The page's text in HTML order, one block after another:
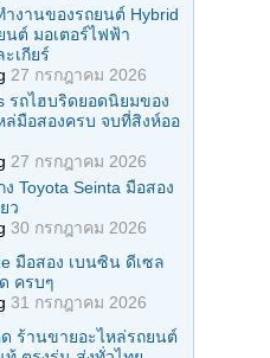
ำงานของรถยนต์ Hybrid
นต์ มอเตอร์ไฟฟ้า
เกียร์
27 กรกฎาคม 2026
รถไฮบริดยอดนิยมของ
ล่มือสองครบ จบที่สิงห์ออ
27 กรกฎาคม 2026
ง Toyota Seinta มือสอง
ว
30 กรกฎาคม 2026
มือสอง เบนซิน ดีเซล
ครบๆ
31 กรกฎาคม 2026
ร้านขายอะไหล่รถยนต์